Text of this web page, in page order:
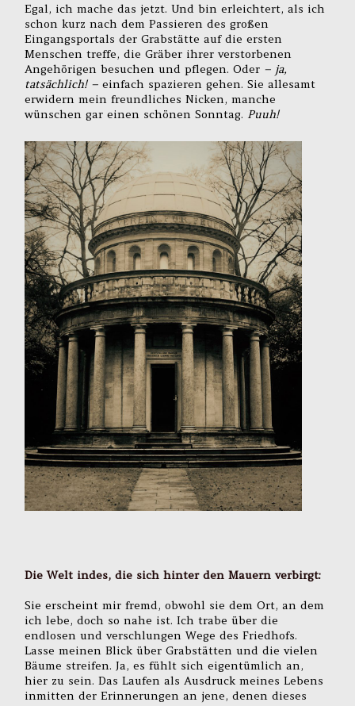
Egal, ich mache das jetzt. Und bin erleichtert, als ich
schon kurz nach dem Passieren des großen
Eingangsportals der Grabstätte auf die ersten
Menschen treffe, die Gräber ihrer verstorbenen
Angehörigen besuchen und pflegen. Oder – ja,
tatsächlich! – einfach spazieren gehen. Sie allesamt
erwidern mein freundliches Nicken, manche
wünschen gar einen schönen Sonntag. Puuh!
Die Welt indes, die sich hinter den Mauern verbirgt:
Sie erscheint mir fremd, obwohl sie dem Ort, an dem
ich lebe, doch so nahe ist. Ich trabe über die
endlosen und verschlungen Wege des Friedhofs.
Lasse meinen Blick über Grabstätten und die vielen
Bäume streifen. Ja, es fühlt sich eigentümlich an,
hier zu sein. Das Laufen als Ausdruck meines Lebens
inmitten der Erinnerungen an jene, denen dieses